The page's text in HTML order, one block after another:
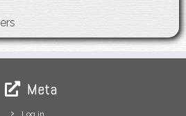
Meta
Log in